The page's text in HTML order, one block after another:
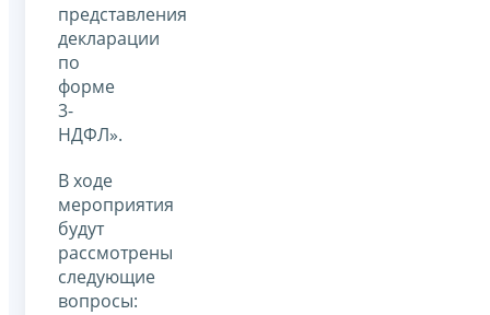
представления
декларации
по
форме
3-
НДФЛ».
В ходе
мероприятия
будут
рассмотрены
следующие
вопросы: